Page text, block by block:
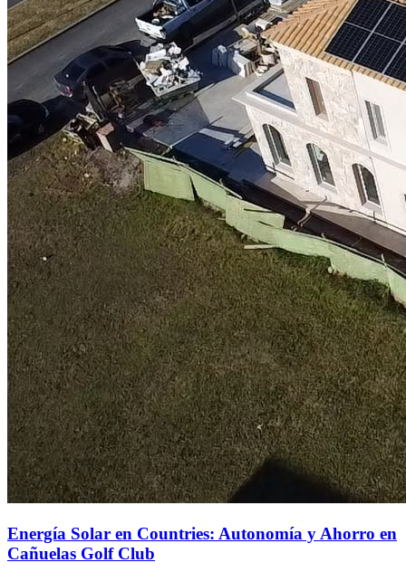
Energía Solar en Countries: Autonomía y Ahorro en
Cañuelas Golf Club